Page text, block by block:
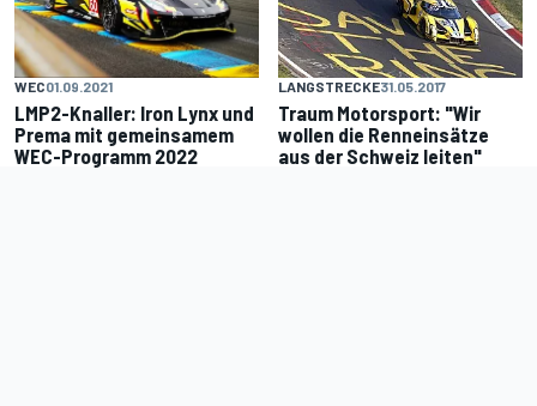
WEC01.09.2021
LMP2-Knaller: Iron Lynx und
Prema mit gemeinsamem
WEC-Programm 2022
LANGSTRECKE31.05.2017
Traum Motorsport: "Wir
wollen die Renneinsätze
aus der Schweiz leiten"